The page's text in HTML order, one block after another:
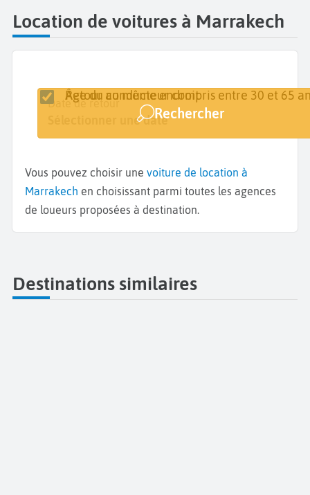
Location de voitures à Marrakech
Lieu de retrait
Date de retrait
Sélectionner une date
Date de retour
Sélectionner une date
Retour au même endroit
Âge du conducteur compris entre 30 et 65
Rechercher
Vous pouvez choisir une voiture de location à
Marrakech en choisissant parmi toutes les agences
de loueurs proposées à destination.
Destinations similaires